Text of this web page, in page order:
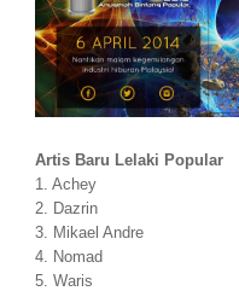
Artis Baru Lelaki Popular
1. Achey
2. Dazrin
3. Mikael Andre
4. Nomad
5. Waris